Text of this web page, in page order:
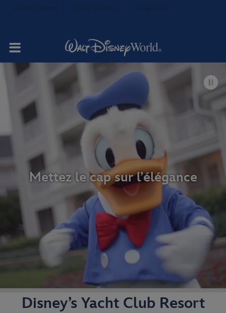
suites
YouTube Channel Disney Parks Blog Disney.co.uk
Mettez le cap sur l’élégance
Disney’s Yacht Club Resort